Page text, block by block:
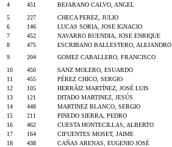
4
451 BEJARANO CALVO, ANGEL
5
227 CHECA PEREZ, JULIO
6
146 LUCAS SORIA, JOSE IGNACIO
7
452 NAVARRO BUENDIA, JOSE ENRIQUE
8
475 ESCRIBANO BALLESTERO, ALEJANDRO
9
204 GOMEZ CABALLERO, FRANCISCO
10
450 SANZ MOLERO, ESUARDO
11
455 PÉREZ CHICO, SERGIO
12
105 HERRÁIZ MARTÍNEZ, JOSÉ LUIS
13
121 DITADO MARTINEZ, JESÚS
14
448 MARTINEZ BLANCO, SERGIO
15
211 PINEDO SIERRA, PEDRO
16
462 CUESTA HONTECILLAS, ALBERTO
17
164 CIFUENTES MOSET, JAIME
18
438 CAÑAS ARENAS, EUGENIO JOSÉ